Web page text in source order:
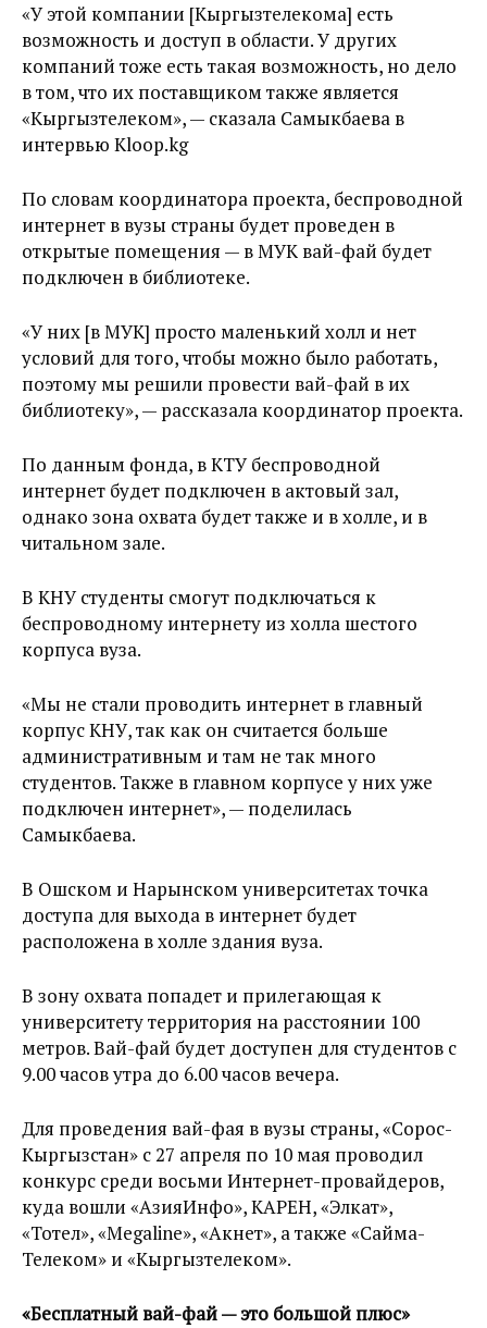
«У этой компании [Кыргызтелекома] есть
возможность и доступ в области. У других
компаний тоже есть такая возможность, но дело
в том, что их поставщиком также является
«Кыргызтелеком», — сказала Самыкбаева в
интервью Kloop.kg
По словам координатора проекта, беспроводной
интернет в вузы страны будет проведен в
открытые помещения — в МУК вай-фай будет
подключен в библиотеке.
«У них [в МУК] просто маленький холл и нет
условий для того, чтобы можно было работать,
поэтому мы решили провести вай-фай в их
библиотеку», — рассказала координатор проекта.
По данным фонда, в КТУ беспроводной
интернет будет подключен в актовый зал,
однако зона охвата будет также и в холле, и в
читальном зале.
В КНУ студенты смогут подключаться к
беспроводному интернету из холла шестого
корпуса вуза.
«Мы не стали проводить интернет в главный
корпус КНУ, так как он считается больше
административным и там не так много
студентов. Также в главном корпусе у них уже
подключен интернет», — поделилась
Самыкбаева.
В Ошском и Нарынском университетах точка
доступа для выхода в интернет будет
расположена в холле здания вуза.
В зону охвата попадет и прилегающая к
университету территория на расстоянии 100
метров. Вай-фай будет доступен для студентов с
9.00 часов утра до 6.00 часов вечера.
Для проведения вай-фая в вузы страны, «Сорос-
Кыргызстан» с 27 апреля по 10 мая проводил
конкурс среди восьми Интернет-провайдеров,
куда вошли «АзияИнфо», КАРЕН, «Элкат»,
«Тотел», «Megaline», «Акнет», а также «Сайма-
Телеком» и «Кыргызтелеком».
«Бесплатный вай-фай — это большой плюс»